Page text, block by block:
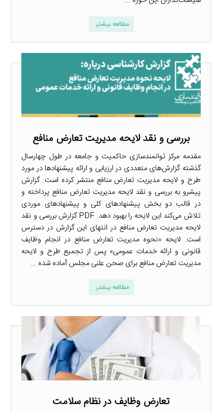
مطالعه بیشتر
بررسی و نقد لایحه مدیریت تعارض منافع
مقدمه مرکز توانمندسازی حاکمیت و جامعه در طول چهارسال
گذشته گزارش‌های متعددی در ارزیابی و ارائه پیشنهاد‌ها در مورد
طرح و لایحه مدیریت تعارض منافع منتشر کرده است. گزارش
پیشرو به بررسی و نقد لایحه مدیریت تعارض منافع پرداخته و
در قالب دو بخش پیشنهادهای کلی و پیشنهادهای موردی
تلاش می‌کند این لایحه را بهبود دهد. PDF گزارش بررسی و نقد
لایحه مدیریت تعارض منافع در انتهای این گزارش در دسترس
است. لایحه «نحوه مدیریت تعارض منافع در انجام وظایف
قانونی و ارائه خدمات عمومی» پس از تجمیع طرح و لایحه
مدیریت تعارض منافع برای صحن علنی مجلس آماده شده ...
مطالعه بیشتر
تعارض وظایف در نظام سلامت